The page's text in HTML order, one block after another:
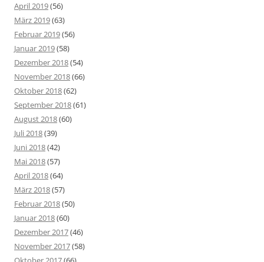
April 2019(56)
März 2019(63)
Februar 2019(56)
Januar 2019(58)
Dezember 2018(54)
November 2018(66)
Oktober 2018(62)
September 2018(61)
August 2018(60)
Juli 2018(39)
Juni 2018(42)
Mai 2018(57)
April 2018(64)
März 2018(57)
Februar 2018(50)
Januar 2018(60)
Dezember 2017(46)
November 2017(58)